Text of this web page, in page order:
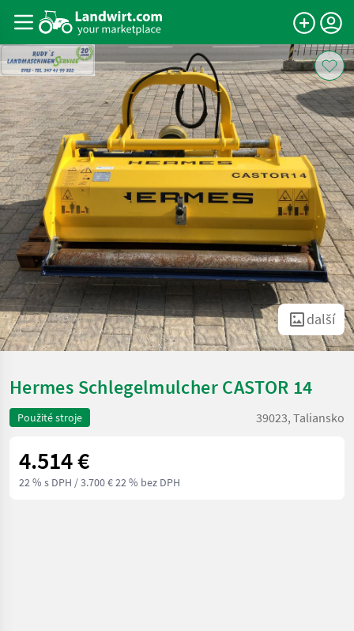
další
Hermes Schlegelmulcher CASTOR 14
Použité stroje 39023, Taliansko
4.514 €
22 % s DPH / 3.700 € 22 % bez DPH